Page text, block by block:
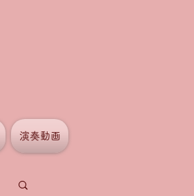
演奏動画